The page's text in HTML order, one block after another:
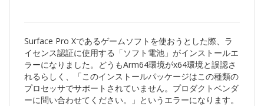
Surface Pro Xであるゲームソフトを使おうとした際、ラ
イセンス認証に使用する「ソフト電池」がインストールエ
ラーになりました。どうもArm64環境がx64環境と誤認さ
れるらしく、「このインストールパッケージはこの種類の
プロセッサでサポートされていません。プロダクトベンダ
ーに問い合わせてください。」というエラーになります。